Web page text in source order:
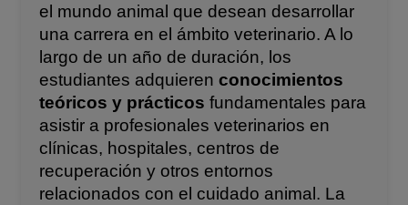
el mundo animal que desean desarrollar
una carrera en el ámbito veterinario. A lo
largo de un año de duración, los
estudiantes adquierenconocimientos
teóricos y prácticos fundamentales para
asistir a profesionales veterinarios en
clínicas, hospitales, centros de
recuperación y otros entornos
relacionados con el cuidado animal. La